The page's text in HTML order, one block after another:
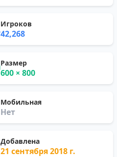
Игроков
42,268
Размер
600 × 800
Мобильная
Нет
Добавлена
21 сентября 2018 г.